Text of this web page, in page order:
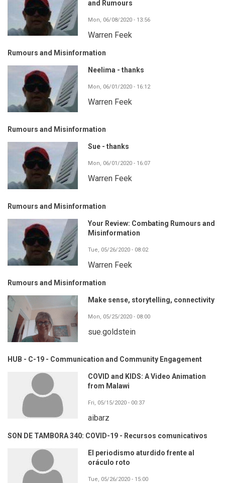
and Rumours
Mon, 06/08/2020 - 13:56
Warren Feek
Rumours and Misinformation
Neelima - thanks
Mon, 06/01/2020 - 16:12
Warren Feek
Rumours and Misinformation
Sue - thanks
Mon, 06/01/2020 - 16:07
Warren Feek
Rumours and Misinformation
Your Review: Combating Rumours and
Misinformation
Tue, 05/26/2020 - 08:02
Warren Feek
Rumours and Misinformation
Make sense, storytelling, connectivity
Mon, 05/25/2020 - 08:00
sue.goldstein
HUB - C-19 - Communication and Community Engagement
COVID and KIDS: A Video Animation
from Malawi
Fri, 05/15/2020 - 00:37
aibarz
SON DE TAMBORA 340: COVID-19 - Recursos comunicativos
El periodismo aturdido frente al
oráculo roto
Tue, 05/26/2020 - 15:00